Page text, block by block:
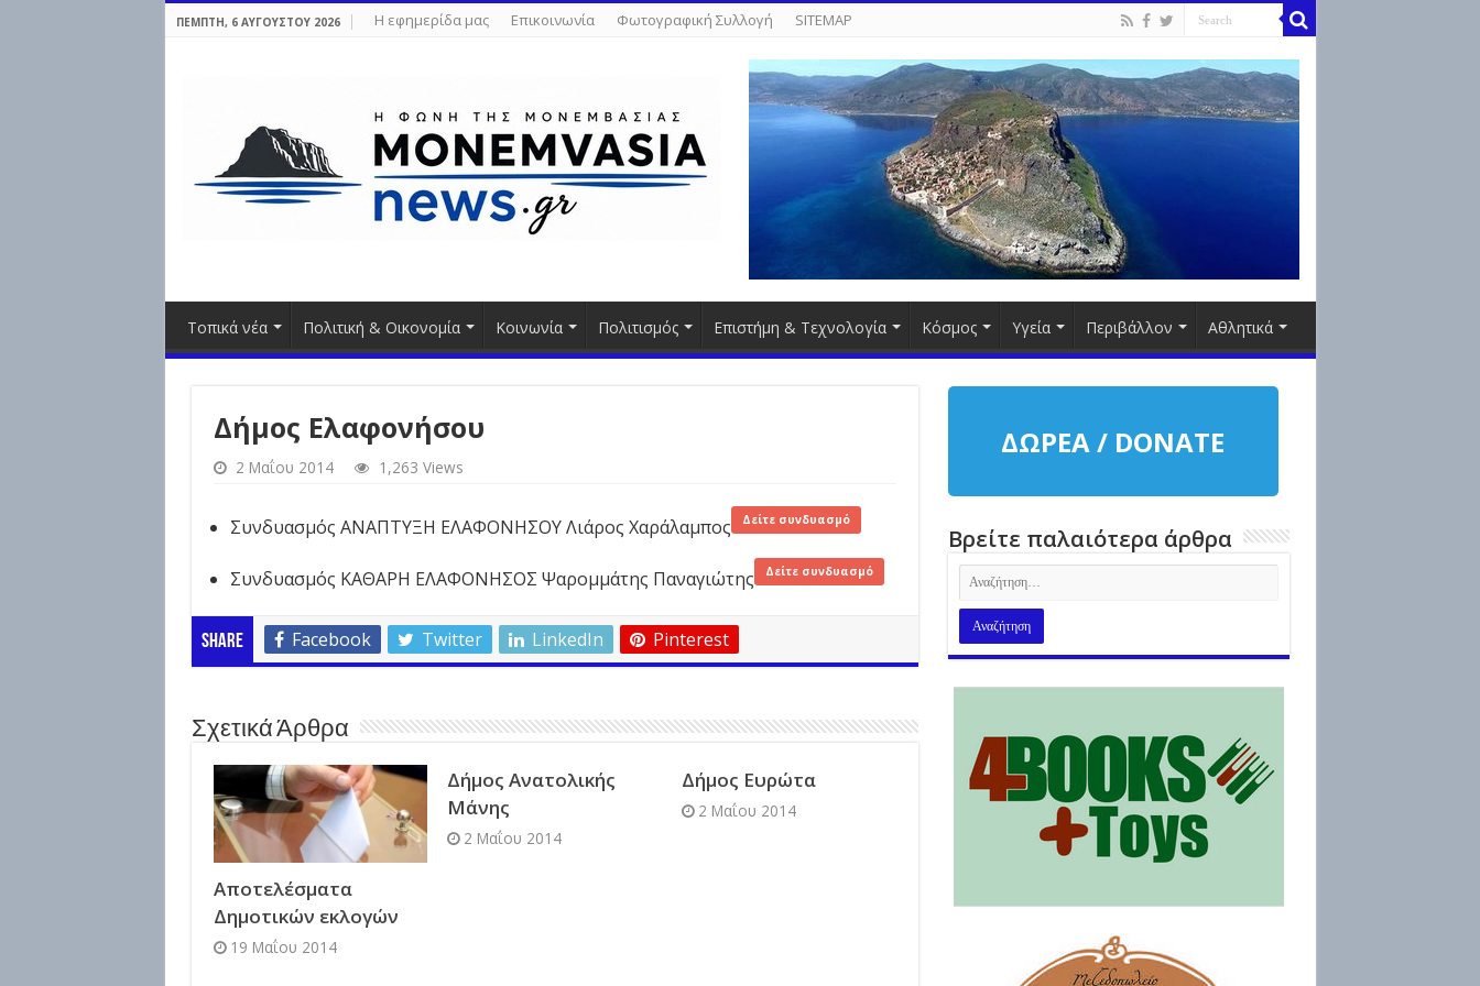
ΠΈΜΠΤΗ, 6 ΑΥΓΟΎΣΤΟΥ 2026 Η εφημερίδα μας Επικοινωνία Φωτογραφική Συλλογή SITEMAP
Τοπικά νέα Πολιτική & Οικονομία Κοινωνία Πολιτισμός Επιστήμη & Τεχνολογία Κόσμος Υγεία Περιβάλλον Αθλητικά
Δήμος Ελαφονήσου
2 Μαΐου 2014 1,263 Views
Συνδυασμός ΑΝΑΠΤΥΞΗ ΕΛΑΦΟΝΗΣΟΥ Λιάρος Χαράλαμπος Δείτε συνδυασμό
Συνδυασμός ΚΑΘΑΡΗ ΕΛΑΦΟΝΗΣΟΣ Ψαρομμάτης Παναγιώτης Δείτε συνδυασμό
Share Facebook Twitter LinkedIn Pinterest
Σχετικά Άρθρα
Αποτελέσματα
Δημοτικών εκλογών
19 Μαΐου 2014
Δήμος Ανατολικής
Μάνης
2 Μαΐου 2014
Δήμος Ευρώτα
2 Μαΐου 2014
ΔΩΡΕΑ / DONATE
Βρείτε παλαιότερα άρθρα